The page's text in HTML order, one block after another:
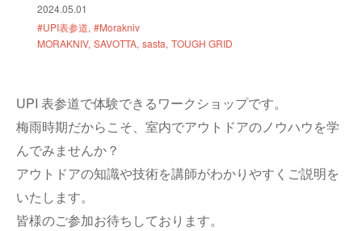
2024.05.01
#UPI表参道 #Morakniv
MORAKNIV SAVOTTA sasta TOUGH GRID
UPI 表参道で体験できるワークショップです。
梅雨時期だからこそ、室内でアウトドアのノウハウを学
んでみませんか？
アウトドアの知識や技術を講師がわかりやすくご説明を
いたします。
皆様のご参加お待ちしております。